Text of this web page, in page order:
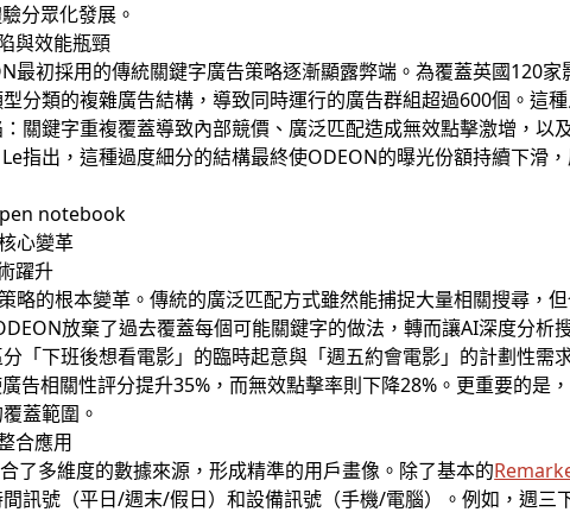
分眾化發展。
與效能瓶頸
最初採用的傳統關鍵字廣告策略逐漸顯露弊端。為覆蓋英國120
分類的複雜廣告結構，導致同時運行的廣告群組超過600個。這
關鍵字重複覆蓋導致內部競價、廣泛匹配造成無效點擊激增，以
指出，這種過度細分的結構最終使ODEON的曝光份額持續下滑
心變革
躍升
略的根本變革。傳統的廣泛匹配方式雖然能捕捉大量相關搜尋，
放棄了過去覆蓋每個可能關鍵字的做法，轉而讓AI深度分析
「下班後想看電影」的臨時起意與「週五約會電影」的計劃性需
告相關性評分提升35%，而無效點擊率則下降28%。更重要的是
蓋範圍。
合應用
了多維度的數據來源，形成精準的用戶畫像。除了基本的
訊號（平日/週末/假日）和設備訊號（手機/電腦）。例如，週三